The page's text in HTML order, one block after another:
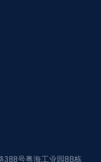
388号粤海工业园8B栋